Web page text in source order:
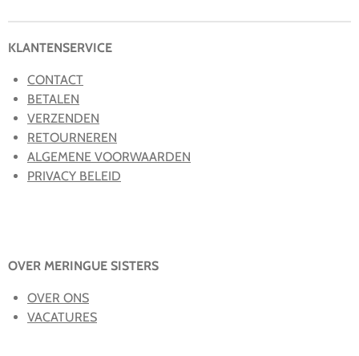
KLANTENSERVICE
CONTACT
BETALEN
VERZENDEN
RETOURNEREN
ALGEMENE VOORWAARDEN
PRIVACY BELEID
OVER MERINGUE SISTERS
OVER ONS
VACATURES